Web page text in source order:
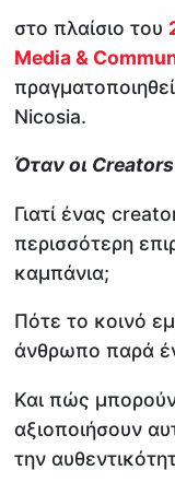
στο πλαίσιο του
Media &
Nicosia.
Όταν οι Creators
Γιατί ένας
περισσότερη
καμπάνια;
Πότε το κοινό
άνθρωπο παρά
Και πώς μπορούν
αξιοποιήσουν
την